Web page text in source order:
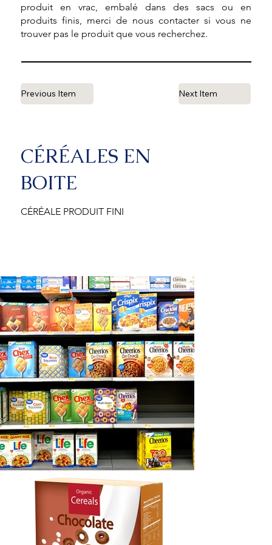
produit en vrac, embalé dans des sacs ou en
produits finis, merci de nous contacter si vous ne
trouver pas le produit que vous recherchez.
Previous Item Next Item
CÉRÉALES EN
BOITE
CÉRÉALE PRODUIT FINI